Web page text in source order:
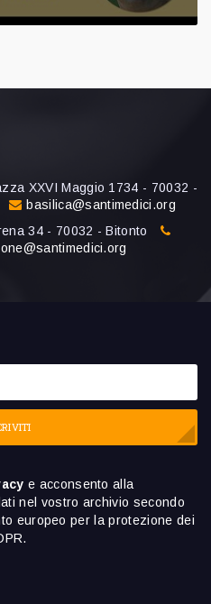
XXVI Maggio 1734 - 70032 -
basilica@santimedici.org
34 - 70032 - Bitonto
e acconsento alla
nel vostro archivio secondo
europeo per la protezione dei